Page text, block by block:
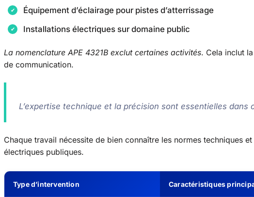
Équipement d’éclairage pour pistes d’atterrissage
Installations électriques sur domaine public
La nomenclature APE 4321B exclut certaines activités. Cela inclut
de communication.
L’expertise technique et la précision sont essentielles dans
Chaque travail nécessite de bien connaître les normes techniques
électriques publiques.
Type d’intervention Caractéristiques